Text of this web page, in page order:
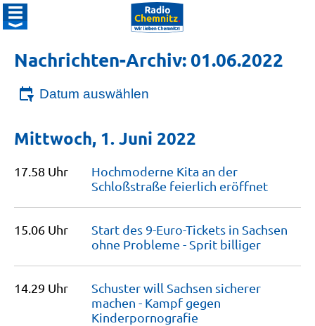
Nachrichten-Archiv: 01.06.2022
Datum auswählen
Mittwoch, 1. Juni 2022
17.58 Uhr
Hochmoderne Kita an der
Schloßstraße feierlich eröffnet
15.06 Uhr
Start des 9-Euro-Tickets in Sachsen
ohne Probleme - Sprit billiger
14.29 Uhr
Schuster will Sachsen sicherer
machen - Kampf gegen
Kinderpornografie